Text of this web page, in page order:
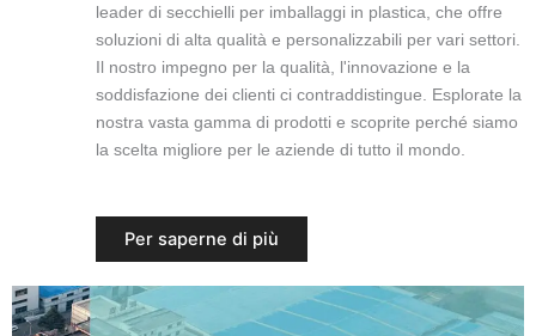
leader di secchielli per imballaggi in plastica, che offre
soluzioni di alta qualità e personalizzabili per vari settori.
Il nostro impegno per la qualità, l'innovazione e la
soddisfazione dei clienti ci contraddistingue. Esplorate la
nostra vasta gamma di prodotti e scoprite perché siamo
la scelta migliore per le aziende di tutto il mondo.
Per saperne di più